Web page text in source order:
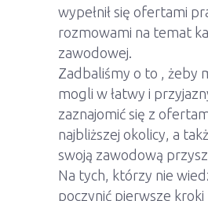
wypełnił się ofertami
rozmowami na temat
zawodowej.
Zadbaliśmy o to , żeby
mogli w łatwy i
zaznajomić się z
najbliższej okolicy, a
swoją zawodową
Na tych, którzy nie
poczynić pierwsze kroki